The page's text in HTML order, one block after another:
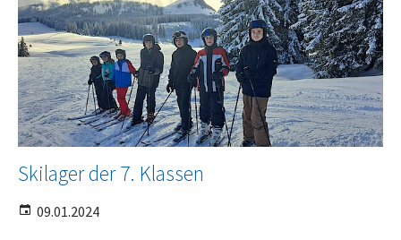
Skilager der 7. Klassen
09.01.2024